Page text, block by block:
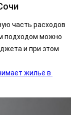
часть расходов
подходом можно
и при этом
жильё в